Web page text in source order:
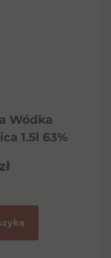
Wódka
1.5l 63%
zł